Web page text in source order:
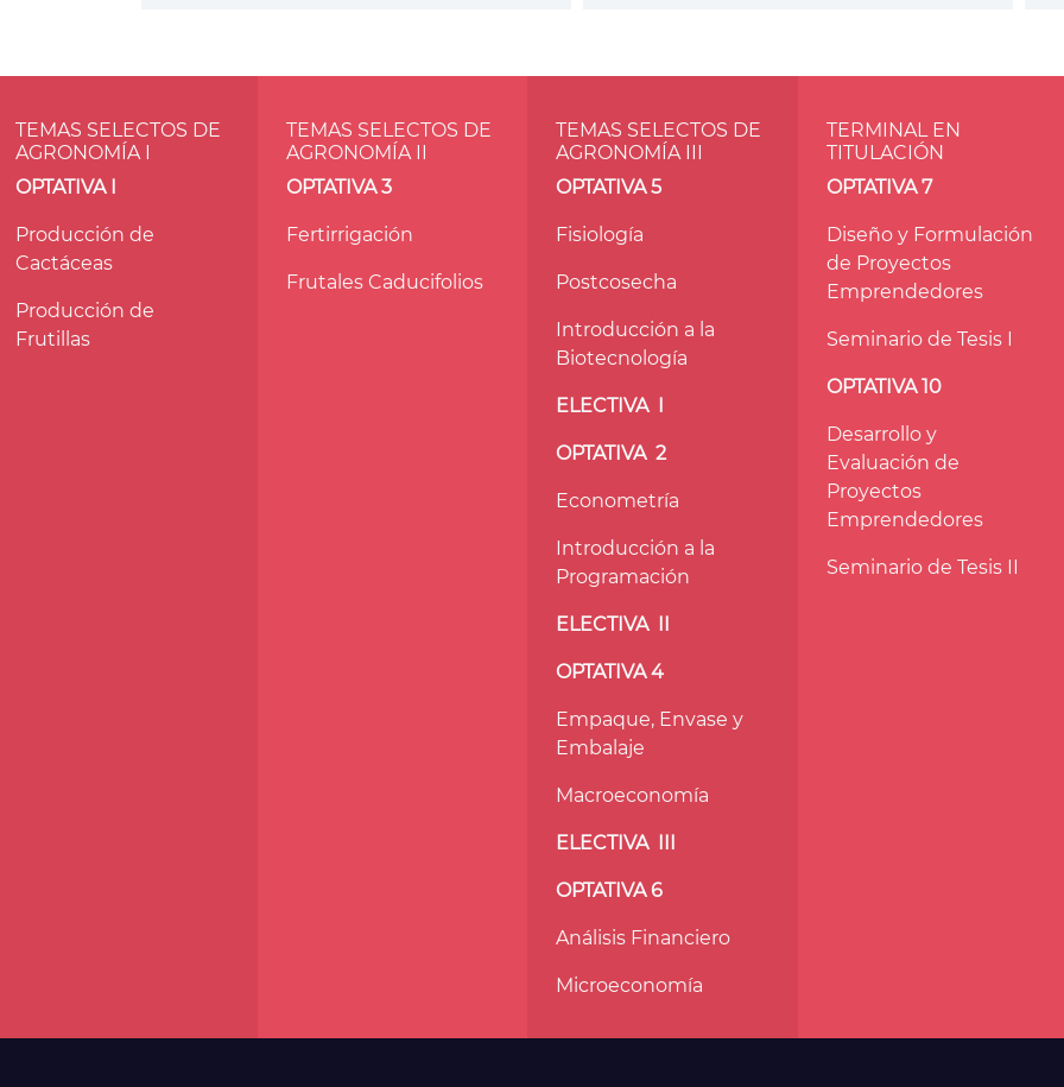
TEMAS SELECTOS DE
AGRONOMÍA I
OPTATIVA I
Producción de
Cactáceas
Producción de
Frutillas
TEMAS SELECTOS DE
AGRONOMÍA II
OPTATIVA 3
Fertirrigación
Frutales Caducifolios
TEMAS SELECTOS DE
AGRONOMÍA III
OPTATIVA 5
Fisiología
Postcosecha
Introducción a la
Biotecnología
ELECTIVA I
OPTATIVA 2
Econometría
Introducción a la
Programación
ELECTIVA II
OPTATIVA 4
Empaque, Envase y
Embalaje
Macroeconomía
ELECTIVA III
OPTATIVA 6
Análisis Financiero
Microeconomía
TERMINAL EN
TITULACIÓN
OPTATIVA 7
Diseño y Formulación
de Proyectos
Emprendedores
Seminario de Tesis I
OPTATIVA 10
Desarrollo y
Evaluación de
Proyectos
Emprendedores
Seminario de Tesis II